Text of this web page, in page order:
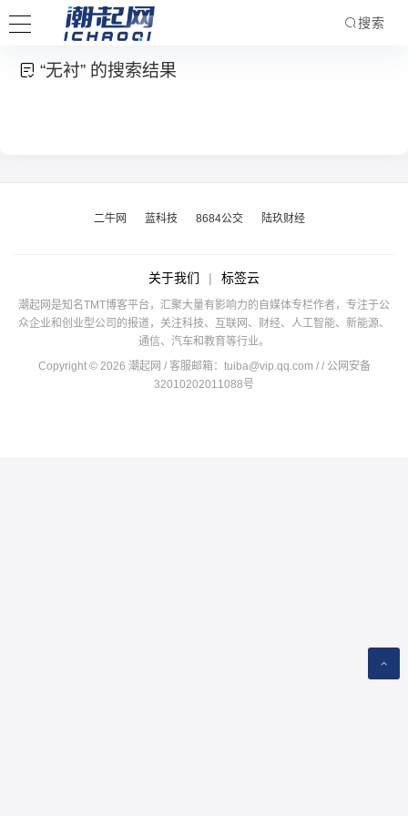
搜索
“无衬” 的搜索结果
二牛网 蓝科技 8684公交 陆玖财经
关于我们 | 标签云
潮起网是知名TMT博客平台，汇聚大量有影响力的自媒体专栏作者，专注于公
众企业和创业型公司的报道，关注科技、互联网、财经、人工智能、新能源、
通信、汽车和教育等行业。
Copyright © 2026 潮起网 / 客服邮箱： tuiba@vip.qq.com / / 公网安备
32010202011088号